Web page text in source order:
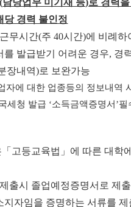
(담당업무 미기재 등)로 경력
당 경력 불인정
무시간(주40시간)에 비례하
를 발급받기 어려운 경우, 경
장내역)로 보완가능
자에 대한 업종등의 정보내역
세청 발급 ‘소득금액증명서 ’필
「 고등교육법 」 에 따른 대학
출시 졸업예정증명서로 제
지자임을 증명하는 서류를